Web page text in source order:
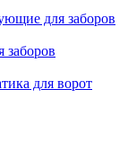
для заборов
для ворот